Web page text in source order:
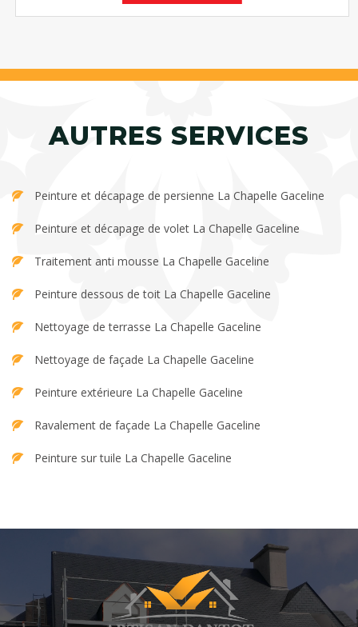
AUTRES SERVICES
Peinture et décapage de persienne La Chapelle Gaceline
Peinture et décapage de volet La Chapelle Gaceline
Traitement anti mousse La Chapelle Gaceline
Peinture dessous de toit La Chapelle Gaceline
Nettoyage de terrasse La Chapelle Gaceline
Nettoyage de façade La Chapelle Gaceline
Peinture extérieure La Chapelle Gaceline
Ravalement de façade La Chapelle Gaceline
Peinture sur tuile La Chapelle Gaceline